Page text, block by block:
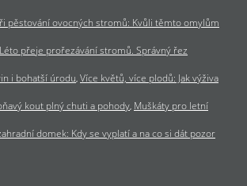
pěstování ovocných stromů: Kvůli těmto omylům
Léto přeje prořezávání stromů. Správný řez
i bohatší úrodu Více květů, více plodů: Jak výživa
kout plný chuti a pohody Muškáty pro letní
domek: Kdy se vyplatí a na co si dát pozor